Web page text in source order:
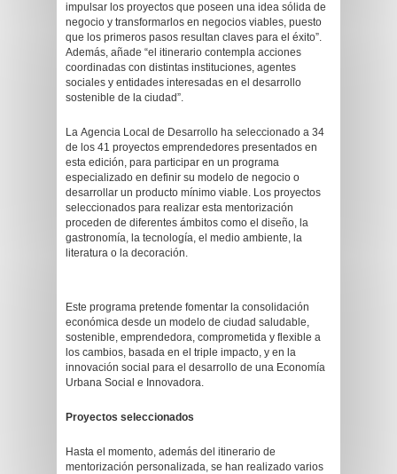
impulsar los proyectos que poseen una idea sólida de
negocio y transformarlos en negocios viables, puesto
que los primeros pasos resultan claves para el éxito”.
Además, añade “el itinerario contempla acciones
coordinadas con distintas instituciones, agentes
sociales y entidades interesadas en el desarrollo
sostenible de la ciudad”.
La Agencia Local de Desarrollo ha seleccionado a 34
de los 41 proyectos emprendedores presentados en
esta edición, para participar en un programa
especializado en definir su modelo de negocio o
desarrollar un producto mínimo viable. Los proyectos
seleccionados para realizar esta mentorización
proceden de diferentes ámbitos como el diseño, la
gastronomía, la tecnología, el medio ambiente, la
literatura o la decoración.
Este programa pretende fomentar la consolidación
económica desde un modelo de ciudad saludable,
sostenible, emprendedora, comprometida y flexible a
los cambios, basada en el triple impacto, y en la
innovación social para el desarrollo de una Economía
Urbana Social e Innovadora.
Proyectos seleccionados
Hasta el momento, además del itinerario de
mentorización personalizada, se han realizado varios